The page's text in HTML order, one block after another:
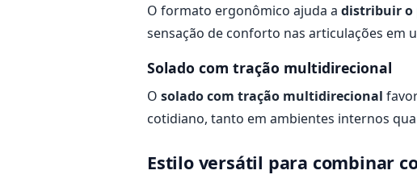
O formato ergonômico ajuda a distribuir o
sensação de conforto nas articulações em
Solado com tração multidirecional
O solado com tração multidirecional
cotidiano, tanto em ambientes internos
Estilo versátil para combinar